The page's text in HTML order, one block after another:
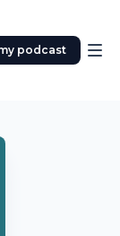
podcast